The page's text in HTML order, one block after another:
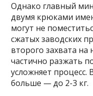
Однако главный
двумя крюками
могут не
сжатых заводских
второго захвата на
частично разжать
усложняет процесс.
больше — до 2-3 кг.